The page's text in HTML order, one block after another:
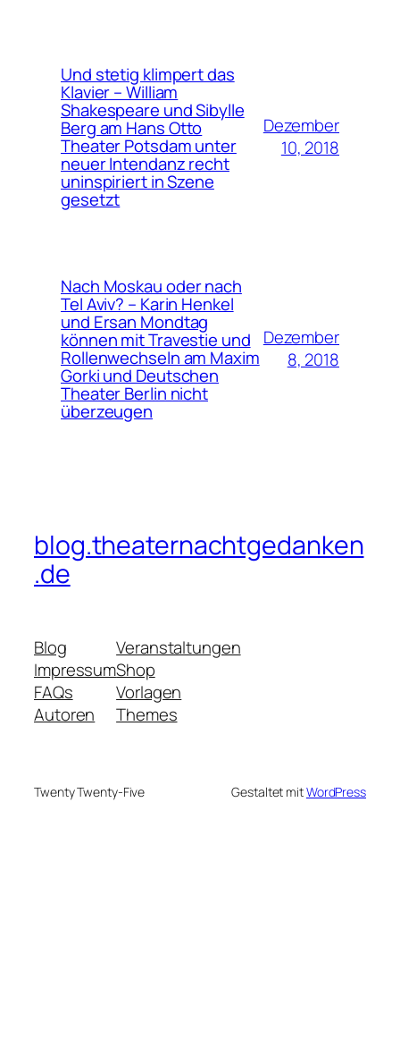
Und stetig klimpert das
Klavier – William
Shakespeare und Sibylle
Berg am Hans Otto
Theater Potsdam unter
neuer Intendanz recht
uninspiriert in Szene
gesetzt
Dezember
10, 2018
Nach Moskau oder nach
Tel Aviv? – Karin Henkel
und Ersan Mondtag
können mit Travestie und
Rollenwechseln am Maxim
Gorki und Deutschen
Theater Berlin nicht
überzeugen
Dezember
8, 2018
blog.theaternachtgedanken
.de
Blog
Impressum
FAQs
Autoren
Veranstaltungen
Shop
Vorlagen
Themes
Twenty Twenty-Five Gestaltet mitWordPress